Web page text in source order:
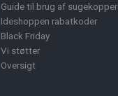
Guide til brug af sugekopper
Ideshoppen rabatkoder
Black Friday
Vi støtter
Oversigt